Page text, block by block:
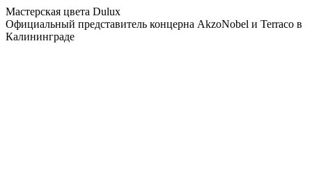
Мастерская цвета Dulux
Официальный представитель концерна AkzoNobel и Terraco в
Калининграде